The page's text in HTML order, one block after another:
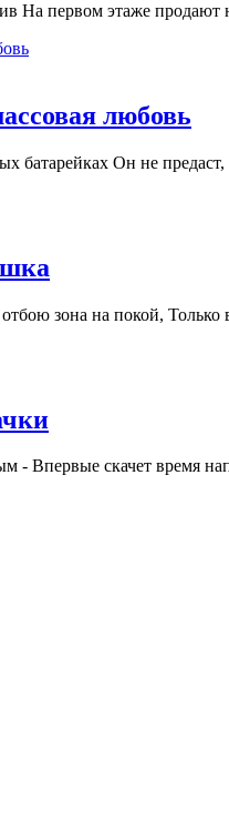
На первом этаже
любовь
батарейках Он не предаст,
зона на покой, Только
- Впервые скачет время